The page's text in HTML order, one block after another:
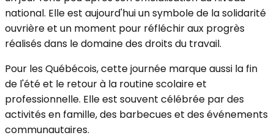
national. Elle est aujourd'hui un symbole de la solidarité
ouvrière et un moment pour réfléchir aux progrès
réalisés dans le domaine des droits du travail.
Pour les Québécois, cette journée marque aussi la fin
de l'été et le retour à la routine scolaire et
professionnelle. Elle est souvent célébrée par des
activités en famille, des barbecues et des événements
communautaires.